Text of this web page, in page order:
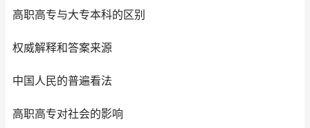
高职高专与大专本科的区别
权威解释和答案来源
中国人民的普遍看法
高职高专对社会的影响